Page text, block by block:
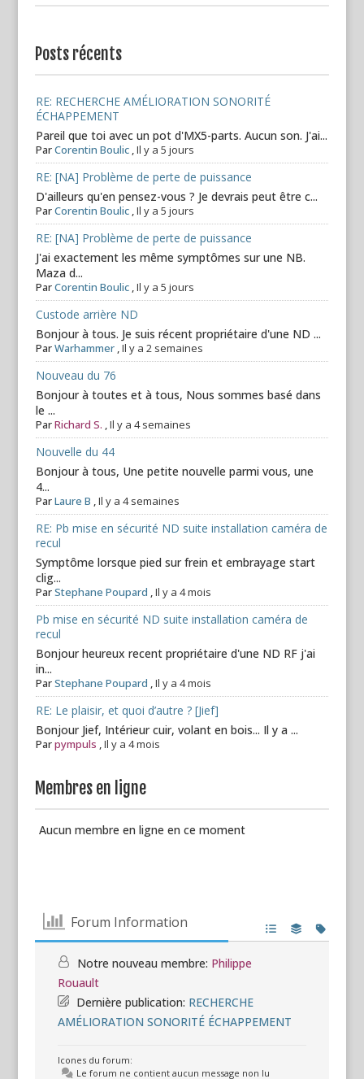
Posts récents
RE: RECHERCHE AMÉLIORATION SONORITÉ
ÉCHAPPEMENT
Pareil que toi avec un pot d'MX5-parts. Aucun son. J'ai...
ParCorentin Boulic,Il y a 5 jours
RE: [NA] Problème de perte de puissance
D'ailleurs qu'en pensez-vous ? Je devrais peut être c...
ParCorentin Boulic,Il y a 5 jours
RE: [NA] Problème de perte de puissance
J'ai exactement les même symptômes sur une NB.
Maza d...
ParCorentin Boulic,Il y a 5 jours
Custode arrière ND
Bonjour à tous. Je suis récent propriétaire d'une ND ...
ParWarhammer,Il y a 2 semaines
Nouveau du 76
Bonjour à toutes et à tous, Nous sommes basé dans
le ...
ParRichard S. ,Il y a 4 semaines
Nouvelle du 44
Bonjour à tous, Une petite nouvelle parmi vous, une
4...
ParLaure B ,Il y a 4 semaines
RE: Pb mise en sécurité ND suite installation caméra de
recul
Symptôme lorsque pied sur frein et embrayage start
clig...
ParStephane Poupard ,Il y a 4 mois
Pb mise en sécurité ND suite installation caméra de
recul
Bonjour heureux recent propriétaire d'une ND RF j'ai
in...
ParStephane Poupard ,Il y a 4 mois
RE: Le plaisir, et quoi d’autre ? [Jief]
Bonjour Jief, Intérieur cuir, volant en bois... Il y a ...
Parpympuls ,Il y a 4 mois
Membres en ligne
Aucun membre en ligne en ce moment
Forum Information
Notre nouveau membre: Philippe
Rouault
Dernière publication: RECHERCHE
AMÉLIORATION SONORITÉ ÉCHAPPEMENT
Icones du forum:
Le forum ne contient aucun message non lu